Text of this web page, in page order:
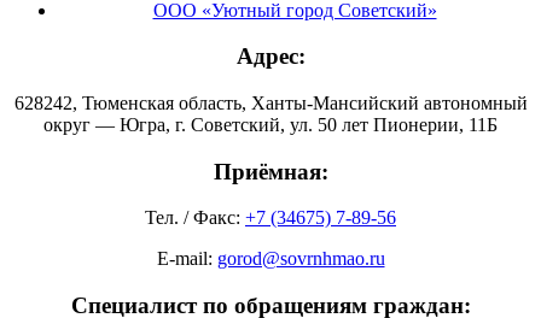
ООО «Уютный город Советский»
Адрес:
628242, Тюменская область, Ханты-Мансийский автономный
округ — Югра, г. Советский, ул. 50 лет Пионерии, 11Б
Приёмная:
Тел. / Факс: +7 (34675) 7-89-56
E-mail: gorod@sovrnhmao.ru
Специалист по обращениям граждан: